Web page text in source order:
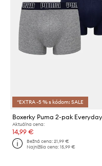
*EXTRA -5 % s kódom: SALE
Boxerky Puma 2-pak
Aktuálna cena:
14,99 €
Bežná cena:21,99 €
Najnižšia cena:15,99 €